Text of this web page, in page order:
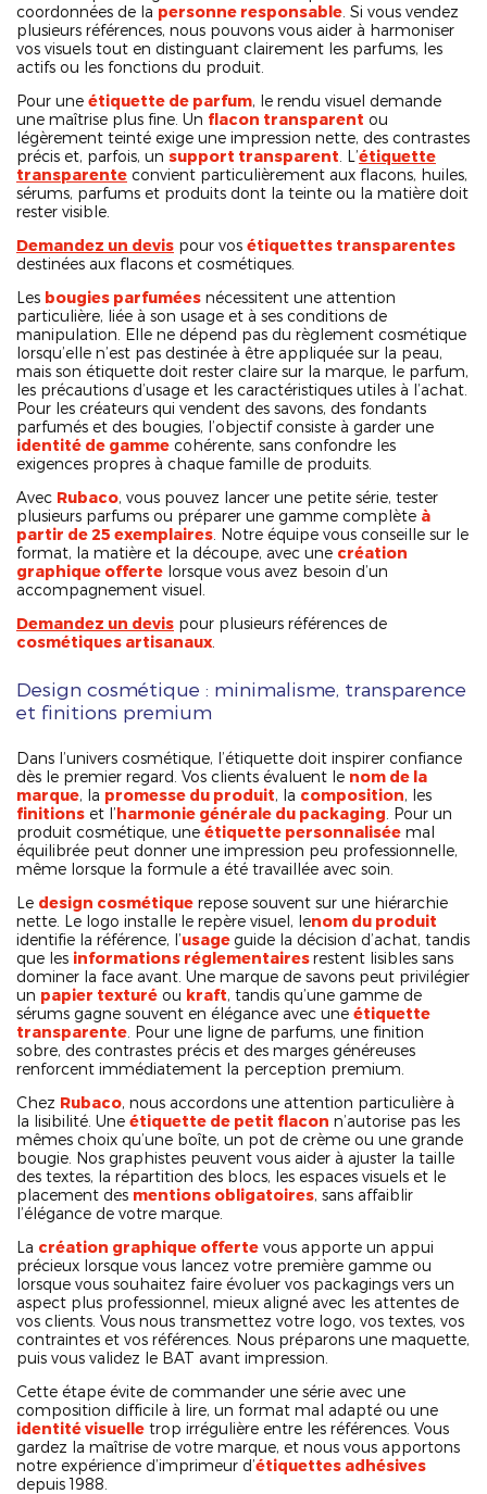
coordonnées de la personne responsable . Si vous vendez
plusieurs références, nous pouvons vous aider à harmoniser
vos visuels tout en distinguant clairement les parfums, les
actifs ou les fonctions du produit.
Pour une étiquette de parfum, le rendu visuel demande
une maîtrise plus fine. Un flacon transparent ou
légèrement teinté exige une impression nette, des contrastes
précis et, parfois, un support transparent . L’étiquette
transparente convient particulièrement aux flacons, huiles,
sérums, parfums et produits dont la teinte ou la matière doit
rester visible.
Demandez un devis pour vos étiquettes transparentes
destinées aux flacons et cosmétiques.
Les bougies parfumées nécessitent une attention
particulière, liée à son usage et à ses conditions de
manipulation. Elle ne dépend pas du règlement cosmétique
lorsqu’elle n’est pas destinée à être appliquée sur la peau,
mais son étiquette doit rester claire sur la marque, le parfum,
les précautions d’usage et les caractéristiques utiles à l’achat.
Pour les créateurs qui vendent des savons, des fondants
parfumés et des bougies, l’objectif consiste à garder une
identité de gamme cohérente, sans confondre les
exigences propres à chaque famille de produits.
Avec Rubaco, vous pouvez lancer une petite série, tester
plusieurs parfums ou préparer une gamme complète à
partir de 25 exemplaires . Notre équipe vous conseille sur le
format, la matière et la découpe, avec une création
graphique offerte lorsque vous avez besoin d’un
accompagnement visuel.
Demandez un devis pour plusieurs références de
cosmétiques artisanaux
Design cosmétique : minimalisme, transparence
et finitions premium
Dans l’univers cosmétique, l’étiquette doit inspirer confiance
dès le premier regard. Vos clients évaluent le nom de la
marque, la promesse du produit, la composition, les
finitions et l’harmonie générale du packaging . Pour un
produit cosmétique, une étiquette personnalisée mal
équilibrée peut donner une impression peu professionnelle,
même lorsque la formule a été travaillée avec soin.
Le design cosmétique repose souvent sur une hiérarchie
nette. Le logo installe le repère visuel, lenom du produit
identifie la référence, l’usage guide la décision d’achat, tandis
que les informations réglementairesrestent lisibles sans
dominer la face avant. Une marque de savons peut privilégier
un papier texturé ou kraft, tandis qu’une gamme de
sérums gagne souvent en élégance avec une étiquette
transparente . Pour une ligne de parfums, une finition
sobre, des contrastes précis et des marges généreuses
renforcent immédiatement la perception premium.
Chez Rubaco, nous accordons une attention particulière à
la lisibilité. Une étiquette de petit flacon n’autorise pas les
mêmes choix qu’une boîte, un pot de crème ou une grande
bougie. Nos graphistes peuvent vous aider à ajuster la taille
des textes, la répartition des blocs, les espaces visuels et le
placement des mentions obligatoires, sans affaiblir
l’élégance de votre marque.
La création graphique offerte vous apporte un appui
précieux lorsque vous lancez votre première gamme ou
lorsque vous souhaitez faire évoluer vos packagings vers un
aspect plus professionnel, mieux aligné avec les attentes de
vos clients. Vous nous transmettez votre logo, vos textes, vos
contraintes et vos références. Nous préparons une maquette,
puis vous validez le BAT avant impression.
Cette étape évite de commander une série avec une
composition difficile à lire, un format mal adapté ou une
identité visuelle trop irrégulière entre les références. Vous
gardez la maîtrise de votre marque, et nous vous apportons
notre expérience d’imprimeur d’étiquettes adhésives
depuis 1988.